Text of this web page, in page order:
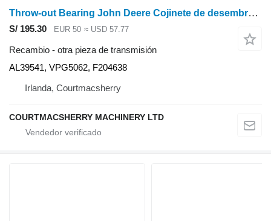
Throw-out Bearing John Deere Cojinete de desembrague 1950 Al39541, Vpg5062, F204638 AL39541 para John Deere John Deere 1950 tractor de ruedas
S/ 195.30 EUR 50 ≈ USD 57.77
Recambio - otra pieza de transmisión
AL39541, VPG5062, F204638
Irlanda, Courtmacsherry
COURTMACSHERRY MACHINERY LTD